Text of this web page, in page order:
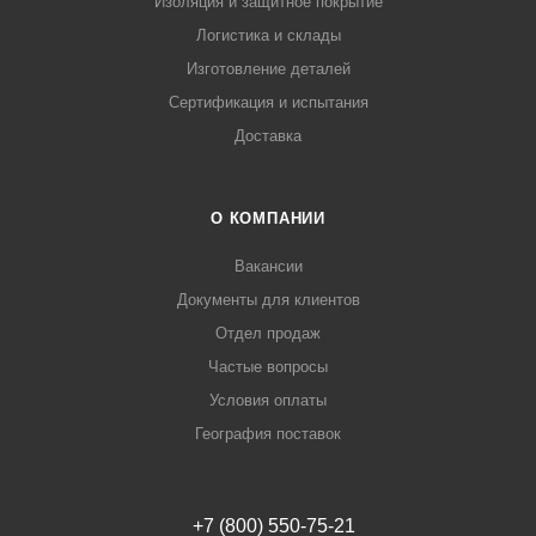
Логистика и склады
Изготовление деталей
Сертификация и испытания
Доставка
О КОМПАНИИ
Вакансии
Документы для клиентов
Отдел продаж
Частые вопросы
Условия оплаты
География поставок
+7 (800) 550-75-21